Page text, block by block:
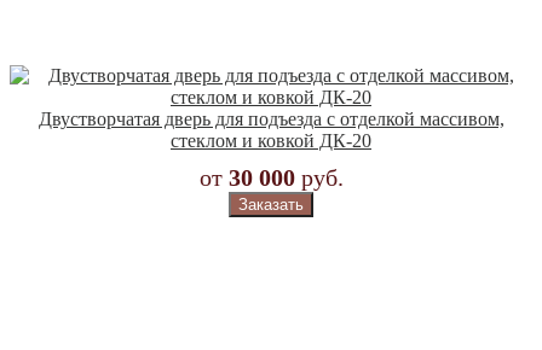
Двустворчатая дверь для подъезда с отделкой массивом,
стеклом и ковкой ДК-20
от 30 000 руб.
Заказать